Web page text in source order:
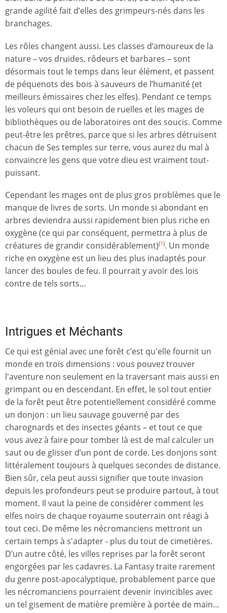
grande agilité fait d’elles des grimpeurs-nés dans les
branchages.
Les rôles changent aussi. Les classes d’amoureux de la
nature – vos druides, rôdeurs et barbares – sont
désormais tout le temps dans leur élément, et passent
de péquenots des bois à sauveurs de l’humanité (et
meilleurs émissaires chez les elfes). Pendant ce temps
les voleurs qui ont besoin de ruelles et les mages de
bibliothèques ou de laboratoires ont des soucis. Comme
peut-être les prêtres, parce que si les arbres détruisent
chacun de Ses temples sur terre, vous aurez du mal à
convaincre les gens que votre dieu est vraiment tout-
puissant.
Cependant les mages ont de plus gros problèmes que le
manque de livres de sorts. Un monde si abondant en
arbres deviendra aussi rapidement bien plus riche en
oxygène (ce qui par conséquent, permettra à plus de
créatures de grandir considérablement)(1). Un monde
riche en oxygène est un lieu des plus inadaptés pour
lancer des boules de feu. Il pourrait y avoir des lois
contre de tels sorts…
Intrigues et Méchants
Ce qui est génial avec une forêt c’est qu'elle fournit un
monde en trois dimensions : vous pouvez trouver
l'aventure non seulement en la traversant mais aussi en
grimpant ou en descendant. En effet, le sol tout entier
de la forêt peut être potentiellement considéré comme
un donjon : un lieu sauvage gouverné par des
charognards et des insectes géants – et tout ce que
vous avez à faire pour tomber là est de mal calculer un
saut ou de glisser d’un pont de corde. Les donjons sont
littéralement toujours à quelques secondes de distance.
Bien sûr, cela peut aussi signifier que toute invasion
depuis les profondeurs peut se produire partout, à tout
moment. Il vaut la peine de considérer comment les
elfes noirs de chaque royaume souterrain ont réagi à
tout ceci. De même les nécromanciens mettront un
certain temps à s'adapter - plus du tout de cimetières.
D’un autre côté, les villes reprises par la forêt seront
engorgées par les cadavres. La Fantasy traite rarement
du genre post-apocalyptique, probablement parce que
les nécromanciens pourraient devenir invincibles avec
un tel gisement de matière première à portée de main…